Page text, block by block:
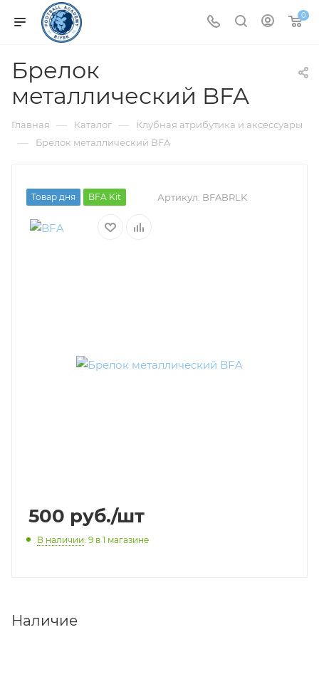
0
Брелок
металлический BFA
Главная — Каталог — Клубная атрибутика и аксессуары
— Брелок металлический BFA
Товар дня BFA Kit Артикул: BFABRLK
500 руб./шт
В наличии: 9 в 1 магазине
Наличие